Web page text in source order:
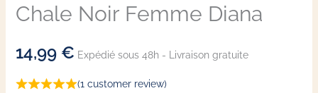
Chale Noir Femme Diana
14,99 € Expédié sous 48h - Livraison gratuite
(1 customer review)